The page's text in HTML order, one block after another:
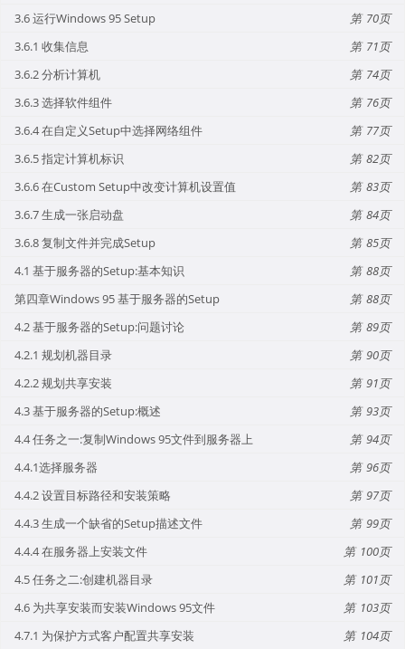
3.6 运行Windows 95 Setup
70
3.6.1 收集信息
71
3.6.2 分析计算机
74
3.6.3 选择软件组件
76
3.6.4 在自定义Setup中选择网络组件
77
3.6.5 指定计算机标识
82
3.6.6 在Custom Setup中改变计算机设置值
83
3.6.7 生成一张启动盘
84
3.6.8 复制文件并完成Setup
85
4.1 基于服务器的Setup:基本知识
88
第四章Windows 95 基于服务器的Setup
88
4.2 基于服务器的Setup:问题讨论
89
4.2.1 规划机器目录
90
4.2.2 规划共享安装
91
4.3 基于服务器的Setup:概述
93
4.4 任务之一:复制Windows 95文件到服务器上
94
4.4.1选择服务器
96
4.4.2 设置目标路径和安装策略
97
4.4.3 生成一个缺省的Setup描述文件
99
4.4.4 在服务器上安装文件
100
4.5 任务之二:创建机器目录
101
4.6 为共享安装而安装Windows 95文件
103
4.7.1 为保护方式客户配置共享安装
104